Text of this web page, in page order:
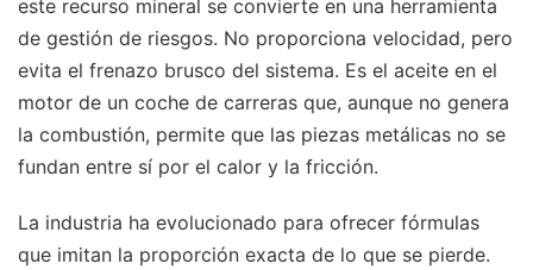
este recurso mineral se convierte en una herramienta
de gestión de riesgos. No proporciona velocidad, pero
evita el frenazo brusco del sistema. Es el aceite en el
motor de un coche de carreras que, aunque no genera
la combustión, permite que las piezas metálicas no se
fundan entre sí por el calor y la fricción.
La industria ha evolucionado para ofrecer fórmulas
que imitan la proporción exacta de lo que se pierde.